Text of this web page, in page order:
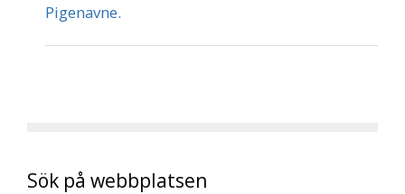
Pigenavne.
Sök på webbplatsen